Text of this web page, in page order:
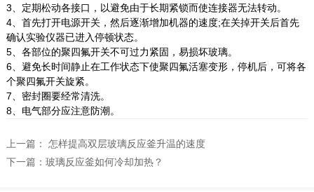
3、定期松动各接口，以避免由于长期紧锁而使连接器无法转动。
4、首先打开电源开关，然后逐渐增加机器的速度;在关掉开关后首先
确认实验仪器已进入停顿状态。
5、各部位的聚四氟开关不可过力紧固，易损坏玻璃。
6、避免长时间静止在工作状态下使聚四氟活塞变形，停机后，可将各
个聚四氟开关旋紧。
7、密封圈要经常清洗。
8、电气部分应注意防潮。
上一篇：
怎样提高双层玻璃反应釜升温的速度
下一篇： 玻璃反应釜如何冷却加热？